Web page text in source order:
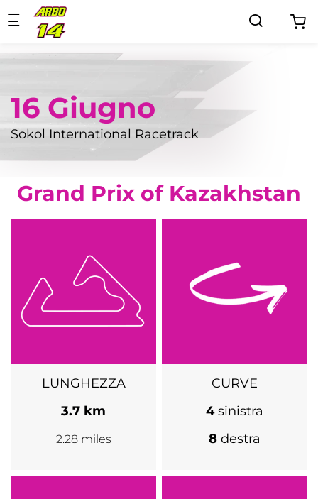
Skip to main content
16 Giugno
Sokol International Racetrack
Grand Prix of Kazakhstan
LUNGHEZZA
3.7 km
2.28 miles
CURVE
4sinistra
8 destra